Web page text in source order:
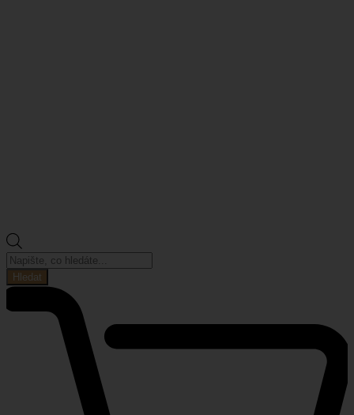
Products
search
Hledat